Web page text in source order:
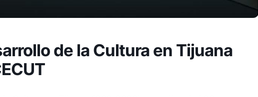
de la Cultura en Tijuana